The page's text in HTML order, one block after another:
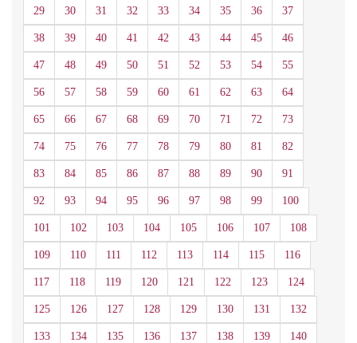
29 30 31 32 33 34 35 36 37
38 39 40 41 42 43 44 45 46
47 48 49 50 51 52 53 54 55
56 57 58 59 60 61 62 63 64
65 66 67 68 69 70 71 72 73
74 75 76 77 78 79 80 81 82
83 84 85 86 87 88 89 90 91
92 93 94 95 96 97 98 99 100
101 102 103 104 105 106 107 108
109 110 111 112 113 114 115 116
117 118 119 120 121 122 123 124
125 126 127 128 129 130 131 132
133 134 135 136 137 138 139 140